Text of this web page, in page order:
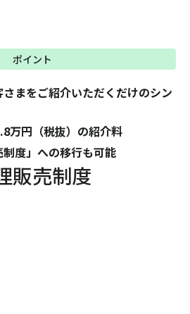
ポイント
まをご紹介いただくだけのシン
万円（税抜）の紹介料
度」への移行も可能
販売制度